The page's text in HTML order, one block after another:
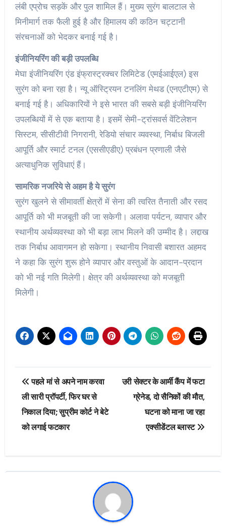
लंबी एप्रोच सड़कें और पुल शामिल हैं। मुख्य सुरंग बालटाल से
मिनीमार्ग तक फैली हुई है और हिमालय की कठिन चट्टानी
संरचनाओं को भेदकर बनाई गई है।
इंजीनियरिंग की बड़ी उपलब्धि
मेघा इंजीनियरिंग एंड इंफ्रास्ट्रक्चर लिमिटेड (एमईआईएल) इस
सुरंग को बना रहा है। न्यू ऑस्ट्रियन टनलिंग मेथड (एनएटीएम) से
बनाई गई है। अधिकारियों ने इसे भारत की सबसे बड़ी इंजीनियरिंग
उपलब्धियों में से एक बताया है। इसमें सेमी-ट्रांसवर्स वेंटिलेशन
सिस्टम, सीसीटीवी निगरानी, रेडियो संचार व्यवस्था, निर्बाध बिजली
आपूर्ति और स्मार्ट टनल (एससीएडीए) प्रबंधन प्रणाली जैसे
अत्याधुनिक सुविधाएं हैं।
सामरिक नजरिये से अहम है ये सुरंग
सुरंग खुलने से सीमावर्ती क्षेत्रों में सेना की त्वरित तैनाती और रसद
आपूर्ति को भी मजबूती की जा सकेगी। अलावा पर्यटन, व्यापार और
स्थानीय अर्थव्यवस्था को भी बड़ा लाभ मिलने की उम्मीद है। लद्दाख
तक निर्बाध आवागमन हो सकेगा। स्थानीय निवासी बशारत अहमद
ने कहा कि सुरंग शुरू होने व्यापार और वस्तुओं के आदान-प्रदान
को भी नई गति मिलेगी। क्षेत्र की अर्थव्यवस्था को मजबूती
मिलेगी।
Post
navigation
पहले मां से अपने नाम करवा
ली सारी प्रॉपर्टी, फिर घर से
निकाल दिया; सुप्रीम कोर्ट ने बेटे
को लगाई फटकार
उरी सेक्टर के आर्मी कैंप में फटा
ग्रेनेड, दो सैनिकों की मौत,
घटना को माना जा रहा
एक्सीडेंटल ब्लास्ट